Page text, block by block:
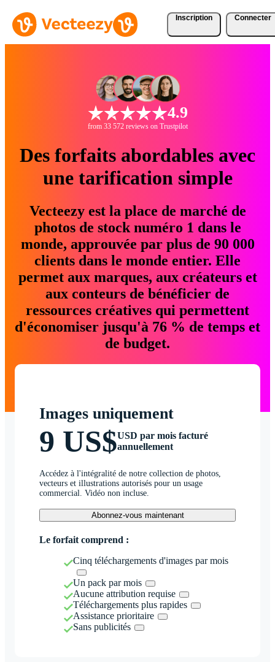
Inscription Connecter
4.9
from 33 572 reviews on Trustpilot
Des forfaits abordables avec
une tarification simple
Vecteezy est la place de marché de
photos de stock numéro 1 dans le
monde, approuvée par plus de 90 000
clients dans le monde entier. Elle
permet aux marques, aux créateurs et
aux conteurs de bénéficier de
ressources créatives qui permettent
d'économiser jusqu'à 76 % de temps et
de budget.
Images uniquement
9 US$USD par mois facturé
annuellement
Accédez à l'intégralité de notre collection de photos,
vecteurs et illustrations autorisés pour un usage
commercial. Vidéo non incluse.
Abonnez-vous maintenant
Le forfait comprend :
Cinq téléchargements d'images par mois
Un pack par mois
Aucune attribution requise
Téléchargements plus rapides
Assistance prioritaire
Sans publicités